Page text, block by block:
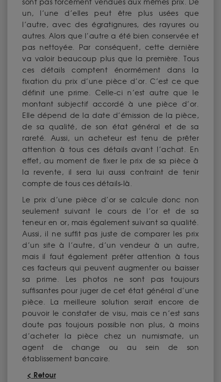
sont pas forcément vendues aux mêmes prix. De
un, l’une d’elles peut être plus usées que
l’autre, avec des égratignures, des rayures ou
autres. Alors que l’autre a été bien conservée et
pas nettoyée. Par conséquent, cette dernière
va valoir beaucoup plus que la première. Tous
ces détails comptent énormément dans la
fixation du prix d’une pièce d’or. C’est ce que
définit une prime. Celle-ci n’est autre que le
montant subjectif accordé à une pièce d’or.
Elle dépend de la date d’émission de la pièce,
de sa qualité, de son état général et de sa
rareté. Aussi, un acheteur est tenu de prêter
attention à tous ces détails avant l’achat. En
effet, au moment de fixer le prix de sa pièce à
la revente, il sera lui aussi contraint de tenir
compte de tous ces détails-là.
Le prix d’une pièce d’or se calcule donc non
seulement suivant le cours de l’or et de sa
teneur en or, mais également suivant sa qualité.
Aussi, il ne suffit pas juste de comparer les prix
d’un site à l’autre, d’un vendeur à un autre,
mais il faut également prêter attention à tous
ces facteurs qui peuvent augmenter ou baisser
sa prime. Les photos ne sont pas toujours
suffisantes pour juger de cet état général d’une
pièce. La meilleure solution serait encore de
pouvoir le constater de visu, mais ce n’est sans
doute pas toujours possible non plus, à moins
d’acheter la pièce chez un numismate, un
agent de change ou au sein de son
établissement bancaire.
< Retour